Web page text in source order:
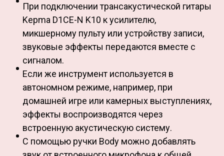
При подключении трансакустической гитары
Kepma D1CE-N K10 к усилителю,
микшерному пульту или устройству записи,
звуковые эффекты передаются вместе с
сигналом.
Если же инструмент используется в
автономном режиме, например, при
домашней игре или камерных выступлениях,
эффекты воспроизводятся через
встроенную акустическую систему.
С помощью ручки Body можно добавлять